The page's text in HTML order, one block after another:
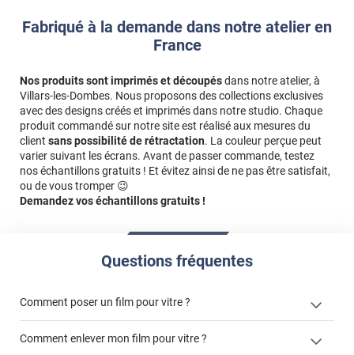
Fabriqué à la demande dans notre atelier en
France
Nos produits sont imprimés et découpésdans notre atelier, à
Villars-les-Dombes. Nous proposons des collections exclusives
avec des designs créés et imprimés dans notre studio. Chaque
produit commandé sur notre site est réalisé aux mesures du
client sans possibilité de rétractation. La couleur perçue peut
varier suivant les écrans. Avant de passer commande, testez
nos échantillons gratuits ! Et évitez ainsi de ne pas être satisfait,
ou de vous tromper 😉
Demandez vos échantillons gratuits !
Questions fréquentes
Comment poser un film pour vitre ?
Comment enlever mon film pour vitre ?